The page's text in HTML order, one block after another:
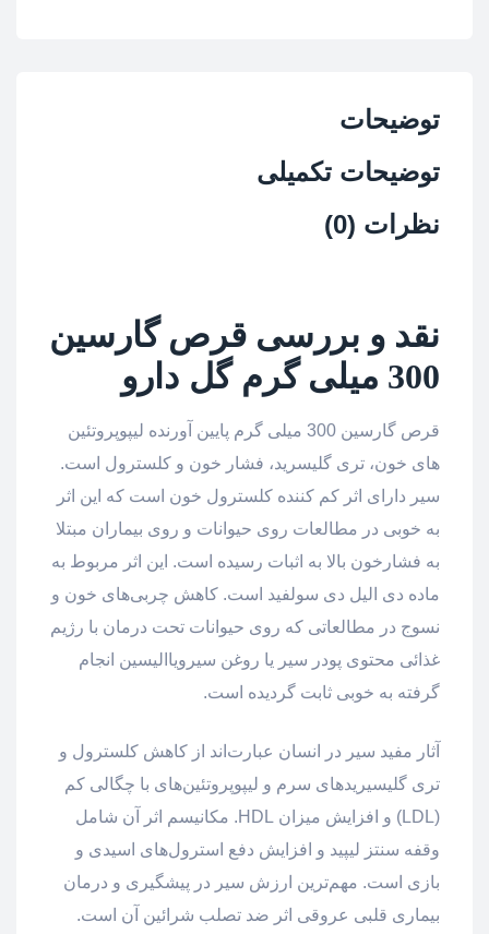
توضیحات
توضیحات تکمیلی
نظرات (0)
نقد و بررسی قرص گارسین
300 میلی گرم
گل دارو
قرص گارسین 300 میلی گرم پایین آورنده لیپوپروتئین
های خون، تری گلیسرید، فشار خون و کلسترول است.
سیر دارای اثر کم کننده کلسترول خون است که این اثر
به خوبی در مطالعات روی حیوانات و روی بیماران مبتلا
به فشارخون بالا به اثبات رسیده است. این اثر مربوط به
ماده دی الیل دی سولفید است. کاهش چربی‌های خون و
نسوج در مطالعاتی که روی حیوانات تحت درمان با رژیم
غذائی محتوی پودر سیر یا روغن سیرویاالیسین انجام
گرفته به خوبی ثابت گردیده است.
آثار مفید سیر در انسان عبارت‌اند از کاهش کلسترول و
تری گلیسیریدهای سرم و لیپوپروتئین‌های با چگالی کم
(LDL) و افزایش میزان HDL. مکانیسم اثر آن شامل
وقفه سنتز لیپید و افزایش دفع استرول‌های اسیدی و
بازی است. مهم‌ترین ارزش سیر در پیشگیری و درمان
بیماری قلبی عروقی اثر ضد تصلب شرائین آن است.